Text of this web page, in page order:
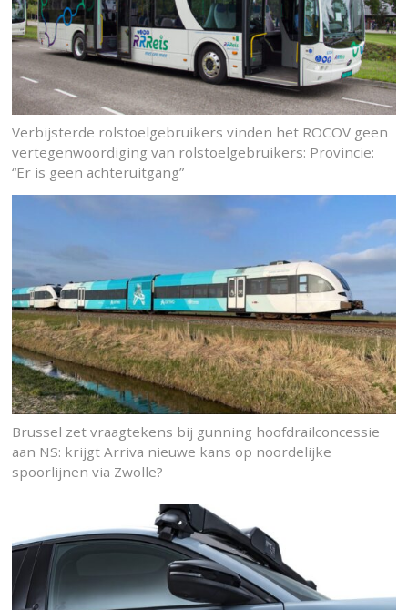
Verbijsterde rolstoelgebruikers vinden het ROCOV geen
vertegenwoordiging van rolstoelgebruikers: Provincie:
“Er is geen achteruitgang”
Brussel zet vraagtekens bij gunning hoofdrailconcessie
aan NS: krijgt Arriva nieuwe kans op noordelijke
spoorlijnen via Zwolle?